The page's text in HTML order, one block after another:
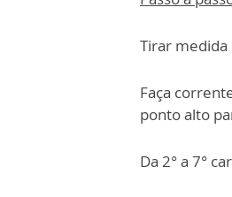
Tirar
Faça
ponto alto
Da 2° a 7°